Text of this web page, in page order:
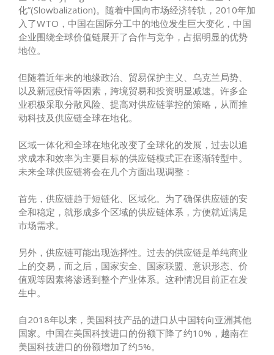
化”(Slowbalization)。随着中国向市场经济转轨，2010年加
入了WTO，中国在国际分工中的地位发生巨大变化，中国
企业围绕全球价值链展开了合作与竞争，占据明显的优势
地位。
但随着近年来的地缘政治、贸易保护主义、乌克兰局势、
以及新冠疫情等因素，跨境贸易和投资明显减速。许多企
业积极采取分散风险、提高对供应链掌控的策略，从而推
动科技及供应链全球在地化。
区域一体化和全球在地化改变了全球化的发展，过去以追
求成本和效率为主要目标的供应链模式正在逐渐转型中。
未来全球供应链将会在几个方面出现调整：
首先，供应链趋于短链化、区域化。为了确保供应链的安
全和稳定，就形成多个区域的供应链体系，方便就近满足
市场需求。
另外，供应链可能出现选择性。过去的供应链是单纯商业
上的交易，而之后，国家安全、国家联盟、意识形态、价
值观等因素将渗透到整个产业体系。这种情况目前正在发
生中。
自2018年以来，美国科技产品的进口从中国转向亚洲其他
国家。中国在美国科技进口的份额下降了约10%，越南在
美国科技进口的份额增加了约5%。